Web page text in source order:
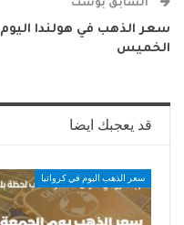
السابق بوست
سعر الذهب في هولندا اليوم
الخميس
قد يعجبك ايضا
سعر الذهب اليوم في كرواتيا